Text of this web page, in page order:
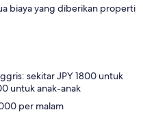
biaya yang diberikan properti
sekitar JPY 1800 untuk
untuk anak-anak
per malam